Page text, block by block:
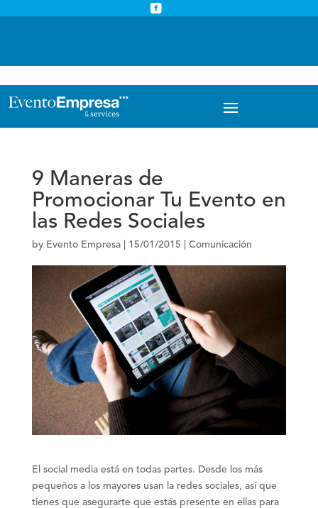

9 Maneras de
Promocionar Tu Evento en
las Redes Sociales
by Evento Empresa| 15/01/2015 Comunicación
El social media está en todas partes. Desde los más
pequeños a los mayores usan la redes sociales, así que
tienes que asegurarte que estás presente en ellas para